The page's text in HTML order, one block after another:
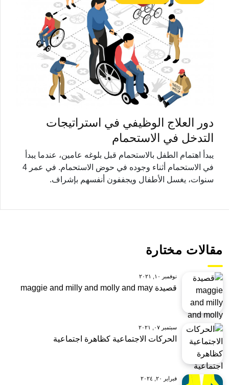
دور العلاج الوظيفي في استراتيجات
التدخل في الاستحمام
يبدأ اهتمام الطفل بالاستحمام قبل بلوغه عامين، عندما يبدأ
في الاستحمام أثناء وجوده في حوض الاستحمام. في عمر 4
سنوات، يغسل الأطفال ويجففون أنفسهم بإشراف.
مقالات مختارة
نوفمبر ١٠, ٢٠٢١
قصيدة maggie and milly and molly and may
سبتمبر ٠٧, ٢٠٢١
الحركات الاجتماعية كظاهرة اجتماعية
فبراير ٢٠, ٢٠٢٤